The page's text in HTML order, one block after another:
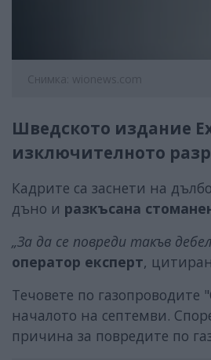
Снимка: wionews.com
Шведското издание
изключителното
Кадрите са заснети на
дъно и разкъсана
„За да се повреди такъв
оператор експерт,
Течовете по
началото на септемви.
причина за повредите по